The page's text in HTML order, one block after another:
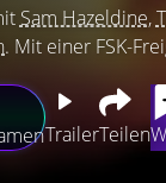
Sam Hazeldine,
. Mit einer FSK-
TrailerTeilen